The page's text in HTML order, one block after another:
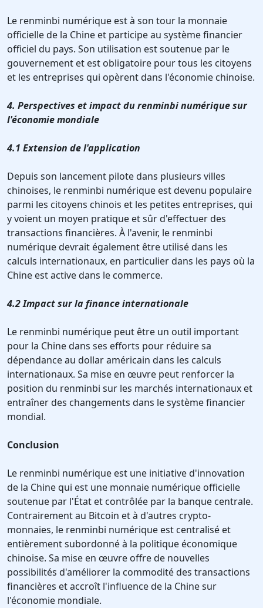
Le renminbi numérique est à son tour la monnaie
officielle de la Chine et participe au système financier
officiel du pays. Son utilisation est soutenue par le
gouvernement et est obligatoire pour tous les citoyens
et les entreprises qui opèrent dans l'économie chinoise.
4. Perspectives et impact du renminbi numérique sur
l'économie mondiale
4.1 Extension de l'application
Depuis son lancement pilote dans plusieurs villes
chinoises, le renminbi numérique est devenu populaire
parmi les citoyens chinois et les petites entreprises, qui
y voient un moyen pratique et sûr d'effectuer des
transactions financières. À l'avenir, le renminbi
numérique devrait également être utilisé dans les
calculs internationaux, en particulier dans les pays où la
Chine est active dans le commerce.
4.2 Impact sur la finance internationale
Le renminbi numérique peut être un outil important
pour la Chine dans ses efforts pour réduire sa
dépendance au dollar américain dans les calculs
internationaux. Sa mise en œuvre peut renforcer la
position du renminbi sur les marchés internationaux et
entraîner des changements dans le système financier
mondial.
Conclusion
Le renminbi numérique est une initiative d'innovation
de la Chine qui est une monnaie numérique officielle
soutenue par l'État et contrôlée par la banque centrale.
Contrairement au Bitcoin et à d'autres crypto-
monnaies, le renminbi numérique est centralisé et
entièrement subordonné à la politique économique
chinoise. Sa mise en œuvre offre de nouvelles
possibilités d'améliorer la commodité des transactions
financières et accroît l'influence de la Chine sur
l'économie mondiale.